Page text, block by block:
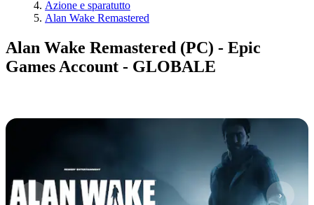
Azione e sparatutto
Alan Wake Remastered
Alan Wake Remastered (PC) - Epic
Games Account - GLOBALE